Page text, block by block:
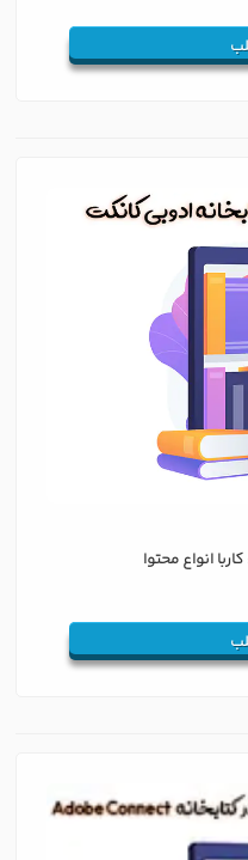
انواع محتوا